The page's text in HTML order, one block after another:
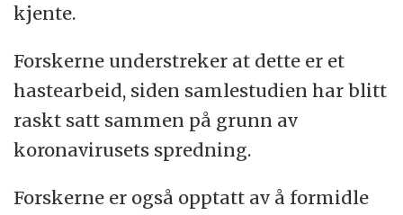
kjente.
Forskerne understreker at dette er et
hastearbeid, siden samlestudien har blitt
raskt satt sammen på grunn av
koronavirusets spredning.
Forskerne er også opptatt av å formidle